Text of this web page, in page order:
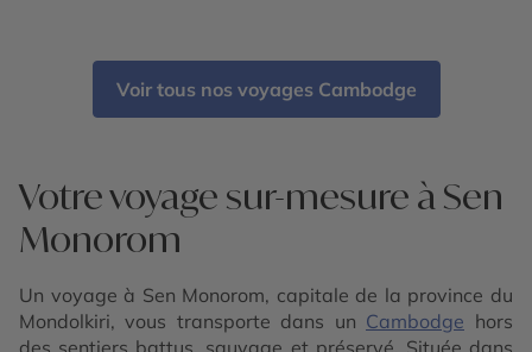
Voir tous nos voyages Cambodge
Votre voyage sur-mesure à Sen
Monorom
Un voyage à Sen Monorom, capitale de la province du
Mondolkiri, vous transporte dans un Cambodge hors
des sentiers battus, sauvage et préservé. Située dans